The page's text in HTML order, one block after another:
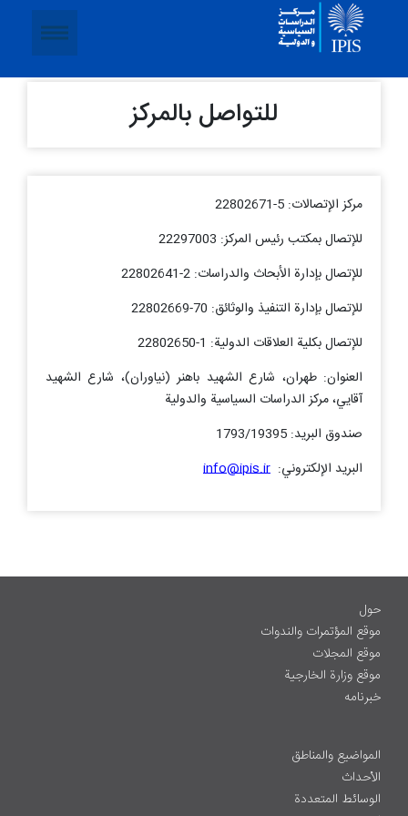
للتواصل بالمركز
مركز الإتصالات: 5-22802671
للإتصالبمكتب رئيس المركز: 22297003
للإتصالبإدارة الأبحاث والدراسات: 2-22802641
للإتصالبإدارة التنفيذ والوثائق: 70-22802669
للإتصال بكلية العلاقات الدولية: 1-22802650
العنوان: طهران، شارع الشهيد باهنر (نیاوران)، شارع الشهيد
آقايي، مركز الدراسات السياسية والدولية
صندوق البريد: 1793/19395
البريد الإلكتروني: info@ipis.ir
حول
موقع المؤتمرات والندوات
موقع المجلات
موقع وزارة الخارجية
خبرنامه
المواضيع والمناطق
الأحداث
الوسائط المتعددة